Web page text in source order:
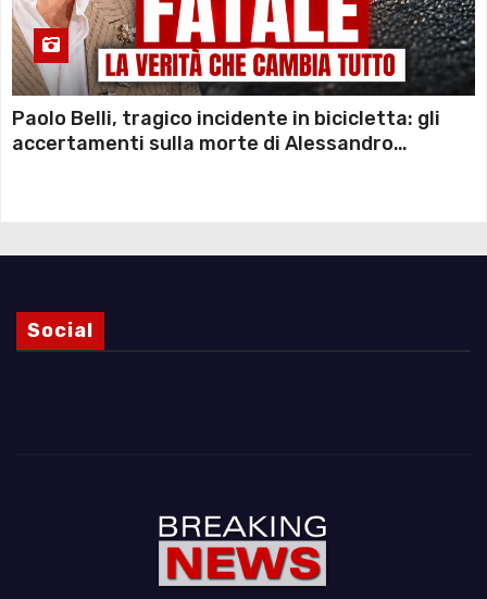
Paolo Belli, tragico incidente in bicicletta: gli
accertamenti sulla morte di Alessandro
Social